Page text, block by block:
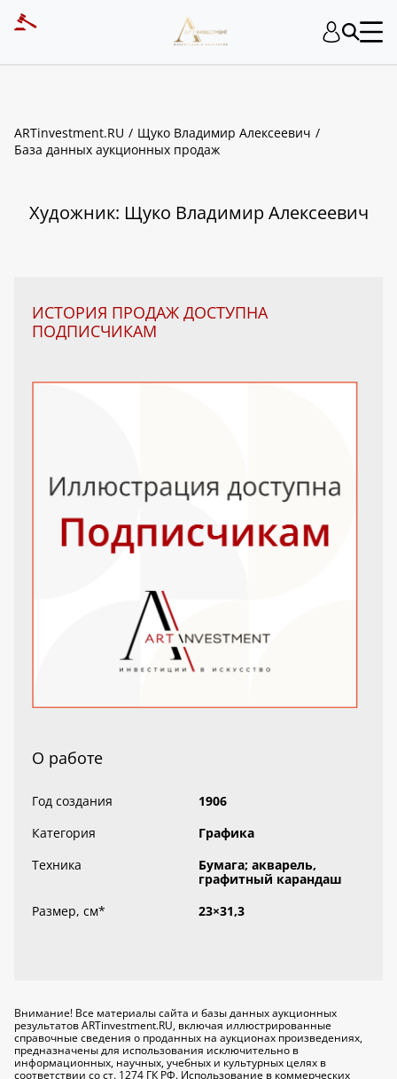
ARTinvestment.RU
Щуко Владимир Алексеевич
База данных аукционных продаж
Художник: Щуко Владимир Алексеевич
ИСТОРИЯ ПРОДАЖ ДОСТУПНА
ПОДПИСЧИКАМ
О работе
Год создания
1906
Категория
Графика
Техника
Бумага; акварель,
графитный карандаш
Размер, см* 23×31,3
Внимание! Все материалы сайта и базы данных аукционных
результатов ARTinvestment.RU, включая иллюстрированные
справочные сведения о проданных на аукционах произведениях,
предназначены для использования исключительно в
информационных, научных, учебных и культурных целях в
соответствии со ст. 1274 ГК РФ. Использование в коммерческих